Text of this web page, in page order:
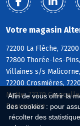
Afin de vous offrir la
des cookies : pour
récolter des
Votre magasin
72200 La Flèche,
72800 Thorée-les-
Villaines s/s
72200 Crosmières,
Motte, 72270
Beaurepaire